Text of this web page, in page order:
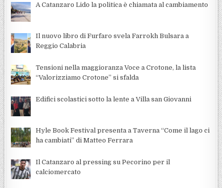
A Catanzaro Lido la politica è chiamata al cambiamento
Il nuovo libro di Furfaro svela Farrokh Bulsara a
Reggio Calabria
Tensioni nella maggioranza Voce a Crotone, la lista
“Valorizziamo Crotone” si sfalda
Edifici scolastici sotto la lente a Villa san Giovanni
Hyle Book Festival presenta a Taverna “Come il lago ci
ha cambiati” di Matteo Ferrara
Il Catanzaro al pressing su Pecorino per il
calciomercato